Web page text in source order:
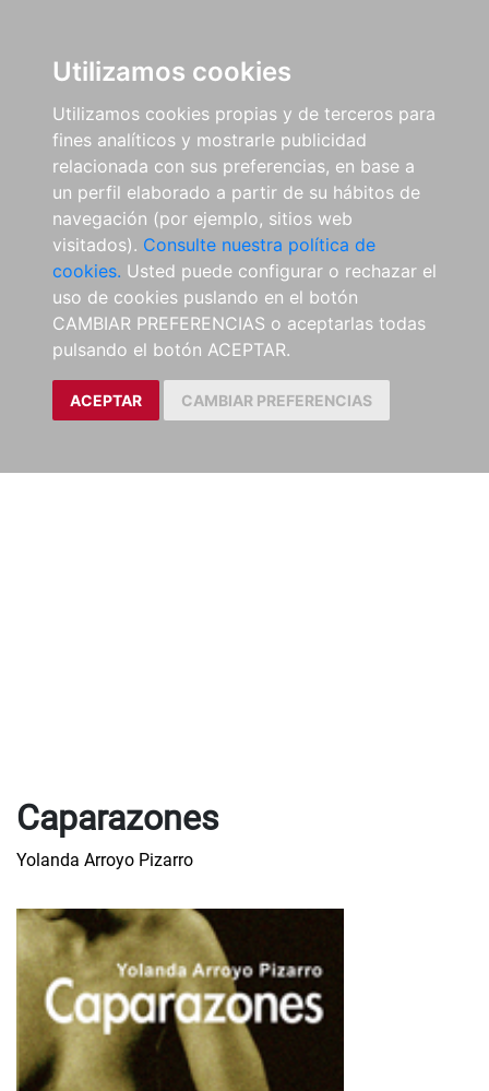
Utilizamos cookies
Utilizamos cookies propias y de terceros para
fines analíticos y mostrarle publicidad
relacionada con sus preferencias, en base a
un perfil elaborado a partir de su hábitos de
navegación (por ejemplo, sitios web
visitados). Consulte nuestra política de
cookies. Usted puede configurar o rechazar el
uso de cookies puslando en el botón
CAMBIAR PREFERENCIAS o aceptarlas todas
pulsando el botón ACEPTAR.
ACEPTAR CAMBIAR PREFERENCIAS
Caparazones
Yolanda Arroyo Pizarro